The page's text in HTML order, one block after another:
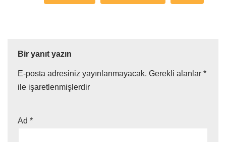
Bir yanıt yazın
E-posta adresiniz yayınlanmayacak. Gerekli alanlar *
ile işaretlenmişlerdir
Ad *